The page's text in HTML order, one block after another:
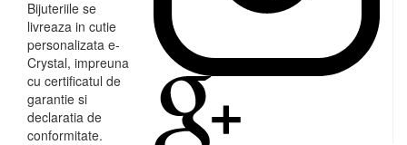
Bijuteriile se
livreaza in cutie
personalizata e-
Crystal, impreuna
cu certificatul de
garantie si
declaratia de
conformitate.